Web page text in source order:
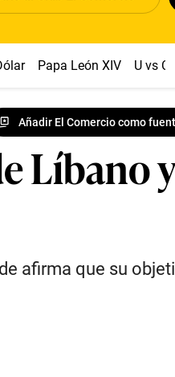
Papa León XIV U vs
Añadir El Comercio como
Líbano
afirma que su